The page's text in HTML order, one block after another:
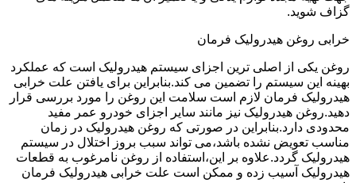
گزاف شوید.
خرابی روغن هیدرولیک فرمان
روغن یکی از اصلی ترین اجزای سیستم هیدرولیک است که عملکرد
بهینه این سیستم را تضمین می کند.بنابراین برای یافتن علت خرابی
هیدرولیک فرمان لازم است سلامت این روغن را مورد بررسی قرار
دهید.روغن هیدرولیک نیز مانند سایر اجزای خودرو عمر مفید
محدودی دارد.بنابراین در صورتی که روغن هیدرولیک در زمان
مناسب تعویض نشده باشد،می تواند سبب بروز اختلال در سیستم
هیدرولیک گردد.علاوه بر این،استفاده از روغن نامرغوب به قطعات
هیدرولیک آسیب زده و ممکن است علت خرابی هیدرولیک فرمان